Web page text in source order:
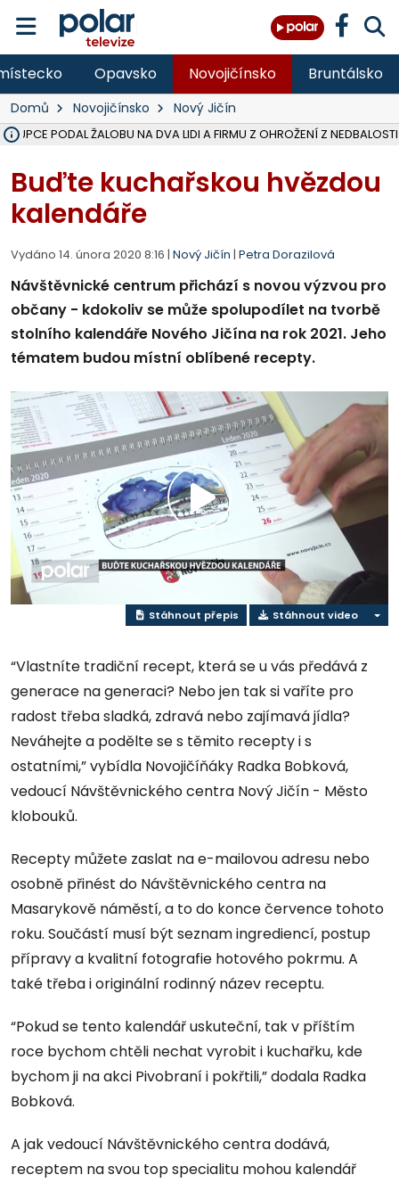
Opavsko Novojičínsko Bruntálsko
Domů Novojičínsko Nový Jičín
PODAL ŽALOBU NA DVA LIDI A FIRMU Z OHROŽENÍ Z NEDBALOSTI
Buďte kuchařskou hvězdou
kalendáře
Vydáno 14. února 2020 8:16 | Nový Jičín | Petra Dorazilová
Návštěvnické centrum přichází s novou výzvou pro
občany - kdokoliv se může spolupodílet na tvorbě
stolního kalendáře Nového Jičína na rok 2021. Jeho
tématem budou místní oblíbené recepty.
Přehrát
video
Stáhnout přepis Stáhnout video
“Vlastníte tradiční recept, která se u vás předává z
generace na generaci? Nebo jen tak si vaříte pro
radost třeba sladká, zdravá nebo zajímavá jídla?
Neváhejte a podělte se s těmito recepty i s
ostatními,” vybídla Novojičíňáky Radka Bobková,
vedoucí Návštěvnického centra Nový Jičín - Město
klobouků.
Recepty můžete zaslat na e-mailovou adresu nebo
osobně přinést do Návštěvnického centra na
Masarykově náměstí, a to do konce července tohoto
roku. Součástí musí být seznam ingrediencí, postup
přípravy a kvalitní fotografie hotového pokrmu. A
také třeba i originální rodinný název receptu.
“Pokud se tento kalendář uskuteční, tak v příštím
roce bychom chtěli nechat vyrobit i kuchařku, kde
bychom ji na akci Pivobraní i pokřtili,” dodala Radka
Bobková.
A jak vedoucí Návštěvnického centra dodává,
receptem na svou top specialitu mohou kalendář